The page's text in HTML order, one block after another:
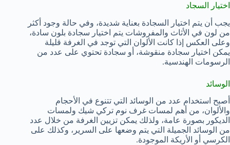
اختيار السجاد
يجب أن يتم اختيار السجادة بعناية شديدة، وفي حالة وجود أكثر
من لون في الأثاث والمفروشات يتم اختيار سجادة بلون سادة،
وعلى العكس إذا كانت الألوان التي توجد في الغرفة قليلة
يمكن اختيار سجادة منقوشة، أو سجادة تحتوي على عدد من
الرسومات الهندسية.
الوسائد
أصبح استخدام عدد من الوسائد التي تتنوع في الأحجام
والألوان، من أهم لمسات غرف نوم تركي شيك ولمسات
الديكور بصورة عامة، ولذلك يمكن تزيين الغرفة من خلال عدد
من الوسائد الجميلة التي يتم وضعها على السرير، وكذلك على
الكرسي أو الأريكة الموجودة.